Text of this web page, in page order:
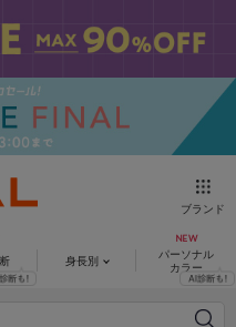
ブランド
身長別
パーソナル
カラー